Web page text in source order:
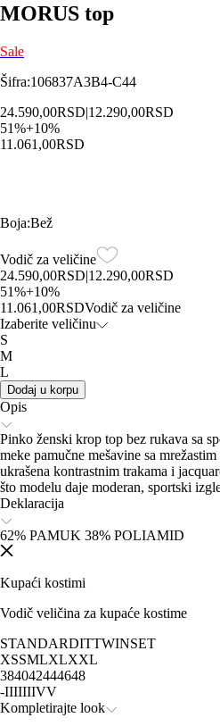
MORUS top
Sale
Šifra:106837A3B4-C44
24.590,00RSD|12.290,00RSD
51%+10%
11.061,00RSD
Boja:Bež
Vodič za veličine
24.590,00RSD|12.290,00RSD
51%+10%
11.061,00RSDVodič za veličine
Izaberite veličinu
S
M
L
Dodaj u korpu
Opis
Pinko ženski krop top bez rukava sa
meke pamučne mešavine sa
ukrašena kontrastnim trakama i
što modelu daje moderan, sportski
Deklaracija
62% PAMUK 38% POLIAMID
Kupaći kostimi
Vodič veličina za kupaće kostime
STANDARDITTWINSET
XSSMLXLXXL
384042444648
-IIIIIIIVV
Kompletirajte look